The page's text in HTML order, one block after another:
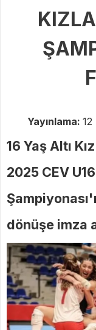
Yayınlama: 12
16 Yaş Altı
2025 CEV
dönüşe imza